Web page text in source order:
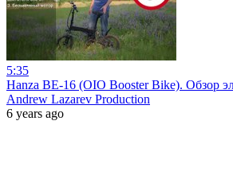
5:35
Hanza BE-16 (OIO Booster Bike). Обзор
Andrew Lazarev Production
6 years ago